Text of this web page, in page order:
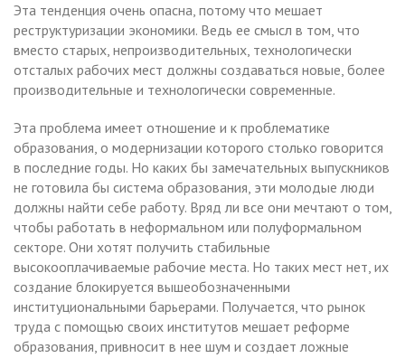
Эта тенденция очень опасна, потому что мешает
реструктуризации экономики. Ведь ее смысл в том, что
вместо старых, непроизводительных, технологически
отсталых рабочих мест должны создаваться новые, более
производительные и технологически современные.
Эта проблема имеет отношение и к проблематике
образования, о модернизации которого столько говорится
в последние годы. Но каких бы замечательных выпускников
не готовила бы система образования, эти молодые люди
должны найти себе работу. Вряд ли все они мечтают о том,
чтобы работать в неформальном или полуформальном
секторе. Они хотят получить стабильные
высокооплачиваемые рабочие места. Но таких мест нет, их
создание блокируется вышеобозначенными
институциональными барьерами. Получается, что рынок
труда с помощью своих институтов мешает реформе
образования, привносит в нее шум и создает ложные